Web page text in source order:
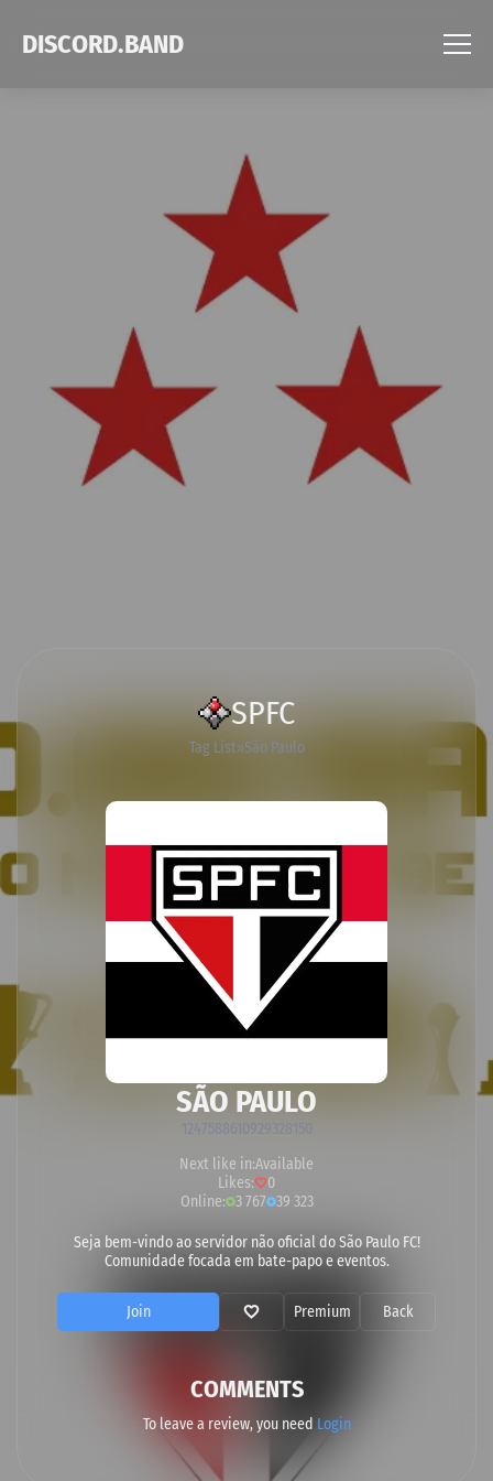
DISCORD.BAND
SPFC
Tag List São Paulo
SÃO PAULO
1247588610929328150
Next like in:Available
Likes:
0
Online: 3 767 39 323
Seja bem-vindo ao servidor não oficial do São Paulo FC!
Comunidade focada em bate-papo e eventos.
Join Premium Back
COMMENTS
To leave a review, you need Login